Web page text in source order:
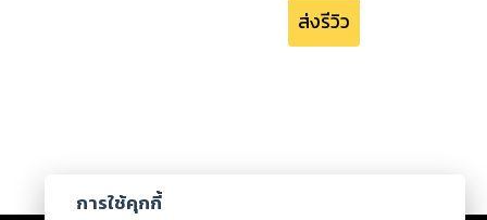
ส่งรีวิว
การใช้คุกกี้